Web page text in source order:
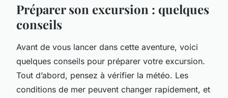
Préparer son excursion : quelques
conseils
Avant de vous lancer dans cette aventure, voici
quelques conseils pour préparer votre excursion.
Tout d’abord, pensez à vérifier la météo. Les
conditions de mer peuvent changer rapidement, et